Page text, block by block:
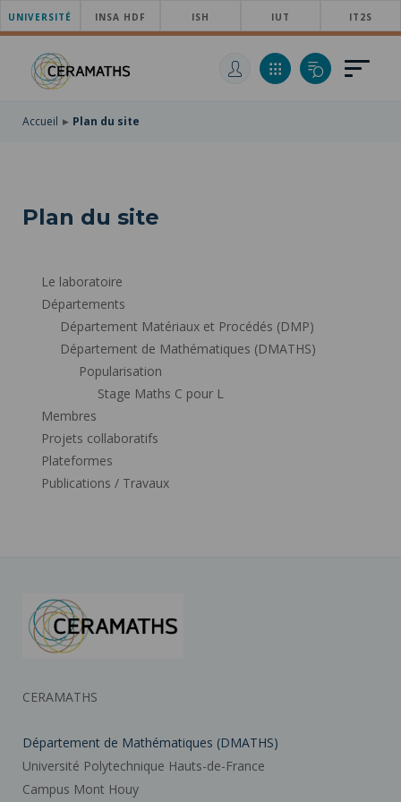
ACCÉDER
AU
MENU
PRINCIPAL
ALLER
AU
CONTENU
ACCÉDER
RECHERCHE
UNIVERSITÉ INSA HDF ISH IUT IT2S
Accueil Plan du site
Plan du site
Le laboratoire
Départements
Département Matériaux et Procédés (DMP)
Département de Mathématiques (DMATHS)
Popularisation
Stage Maths C pour L
Membres
Projets collaboratifs
Plateformes
Publications / Travaux
CERAMATHS
Département de Mathématiques (DMATHS)
Université Polytechnique Hauts-de-France
Campus Mont Houy